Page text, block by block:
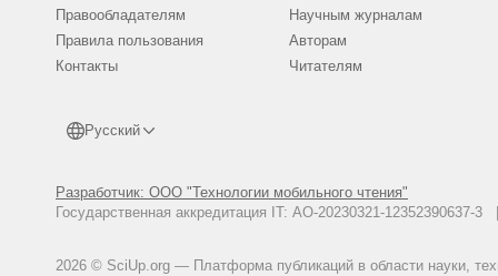
Правообладателям
Правила пользования
Контакты
Русский
Разработчик: ООО "Технологии мобильного чтения"
Государственная аккредитация IT: АО-20230321-
2026 © SciUp.org — Платформа публикаций в области науки,
Научным журналам
Авторам
Читателям